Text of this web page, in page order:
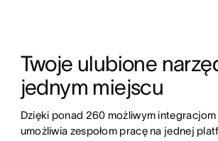
Twoje ulubione
jednym miejscu
Dzięki ponad 260 możliwym integracjom
umożliwia zespołom pracę na jednej